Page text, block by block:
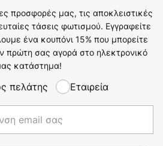
προσφορές μας, τις αποκλειστικές
τάσεις φωτισμού. Εγγραφείτε
ένα κουπόνι 15% που μπορείτε
πρώτη σας αγορά στο ηλεκτρονικό
κατάστημα!
πελάτης Εταιρεία